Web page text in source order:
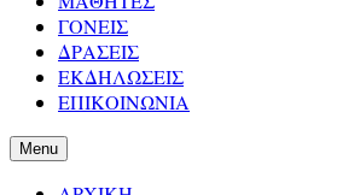
ΓΟΝΕΙΣ
ΔΡΑΣΕΙΣ
ΕΚΔΗΛΩΣΕΙΣ
ΕΠΙΚΟΙΝΩΝΙΑ
Menu